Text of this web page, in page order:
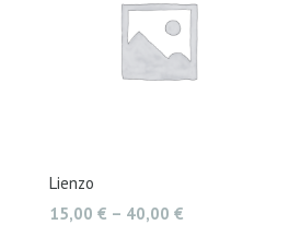
Lienzo
15,00 € – 40,00 €